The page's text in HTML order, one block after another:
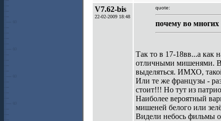
V7.62-bis
22-02-2009 18:48
quote:
почему во
Так то в 17-18вв...а
отличными мишенями.
выделяться. ИМХО,
Или те же французы -
стоит!!! Но тут из
Наиболее вероятный
мишеней белого или
Видели небось фильмы